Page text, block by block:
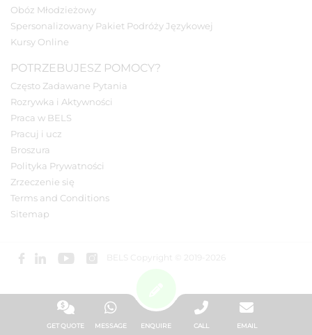
GET QUOTE MESSAGE ENQUIRE CALL EMAIL
Obóz Młodzieżowy
Spersonalizowany Pakiet Podróży Językowej
Kursy Online
POTRZEBUJESZ POMOCY?
Często Zadawane Pytania
Rozrywka i Aktywności
Praca w BELS
Pracuj i ucz
Broszura
Polityka Prywatności
Zrzeczenie się
Terms and Conditions
Sitemap
BELS Copyright © 2019-2026